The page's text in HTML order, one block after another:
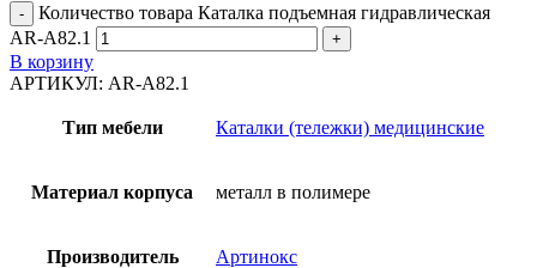
Количество товара Каталка подъемная гидравлическая
AR-A82.1
В корзину
АРТИКУЛ: AR-A82.1
Тип мебели Каталки (тележки) медицинские
Материал корпуса металл в полимере
Производитель Артинокс